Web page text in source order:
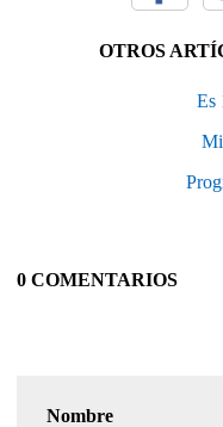
OTROS
Es
0 COMENTARIOS
Nombre